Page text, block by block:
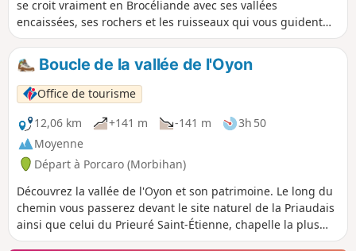
se croit vraiment en Brocéliande avec ses vallées
encaissées, ses rochers et les ruisseaux qui vous guident
une bonne partie de votre balade. Des panneaux le long du
circuit vous expliquent l'histoire de la commune.
Boucle de la vallée de l'Oyon
Office de tourisme
12,06 km
+141 m -141 m
3h 50
Moyenne
Départ à Porcaro (Morbihan)
Découvrez la vallée de l'Oyon et son patrimoine. Le long du
chemin vous passerez devant le site naturel de la Priaudais
ainsi que celui du Prieuré Saint-Étienne, chapelle la plus
ancienne du Morbihan.